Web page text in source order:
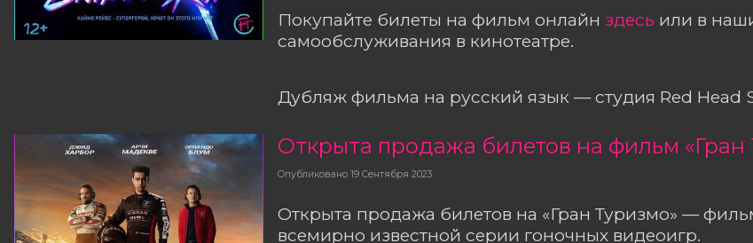
Покупайте билеты на фильм онлайн здесь или в
самообслуживания в кинотеатре.
Дубляж фильма на русский язык — студия Red Head
Открыта продажа билетов на фильм «Гран
Опубликовано 19 Сентября 2023
Открыта продажа билетов на «Гран Туризмо» —
всемирно известной серии гоночных видеоигр.